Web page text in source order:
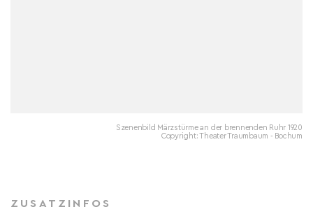
Szenenbild Märzstürme an der brennenden Ruhr 1920
Copyright: Theater Traumbaum - Bochum
ZUSATZINFOS